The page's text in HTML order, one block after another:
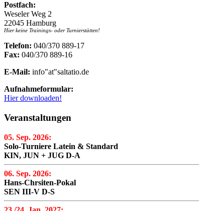
Postfach:
Weseler Weg 2
22045 Hamburg
Hier keine Trainings- oder Turnierstätten!
Telefon: 040/370 889-17
Fax: 040/370 889-16
E-Mail: info"at"saltatio.de
Aufnahmeformular:
Hier downloaden!
Veranstaltungen
05. Sep. 2026:
Solo-Turniere Latein & Standard
KIN, JUN + JUG D-A
06. Sep. 2026:
Hans-Chrsiten-Pokal
SEN III-V D-S